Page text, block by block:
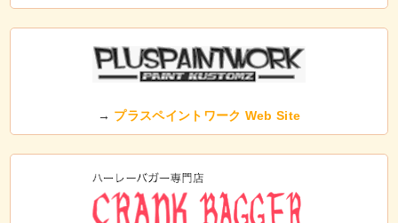
→ プラスペイントワーク Web Site